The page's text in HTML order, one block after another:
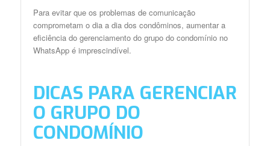
Para evitar que os problemas de comunicação
comprometam o dia a dia dos condôminos, aumentar a
eficiência do gerenciamento do grupo do condomínio no
WhatsApp é imprescindível.
DICAS PARA GERENCIAR
O GRUPO DO
CONDOMÍNIO